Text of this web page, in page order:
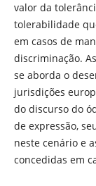
valor da
tolerabilidade
em casos de
discriminação.
se aborda o
jurisdições
do discurso do
de expressão,
neste cenário e
concedidas em